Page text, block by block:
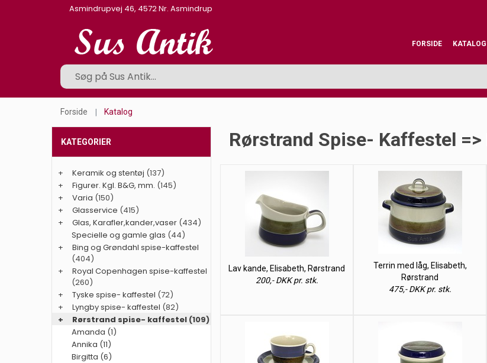
Asmindrupvej 46, 4572 Nr. Asmindrup
FORSIDE KATALOG
Forside Katalog
Rørstrand Spise- Kaffestel =>
Lav kande, Elisabeth, Rørstrand
200,- DKK pr. stk.
Terrin med låg, Elisabeth,
Rørstrand
475,- DKK pr. stk.
KATEGORIER
+ Keramik og stentøj (137)
+
Figurer. Kgl. B&G, mm. (145)
+
Varia (150)
+
Glasservice (415)
+
Glas, Karafler,kander,vaser (434)
Specielle og gamle glas (44)
+
Bing og Grøndahl spise-kaffestel
(404)
+
Royal Copenhagen spise-kaffestel
(260)
+
Tyske spise- kaffestel (72)
+
Lyngby spise- kaffestel (82)
+
Rørstrand spise- kaffestel (109)
Amanda (1)
Annika (11)
Birgitta (6)